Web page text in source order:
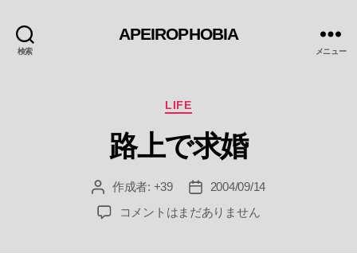
検索
APEIROPHOBIA
メニュー
カ
ゴ
リ
LIFE
路上で求婚
投
稿
者
作成者: +39
投
稿
日
2004/09/14
路
コメントはまだありません